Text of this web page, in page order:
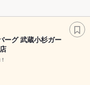
ーグ 武蔵小杉ガー